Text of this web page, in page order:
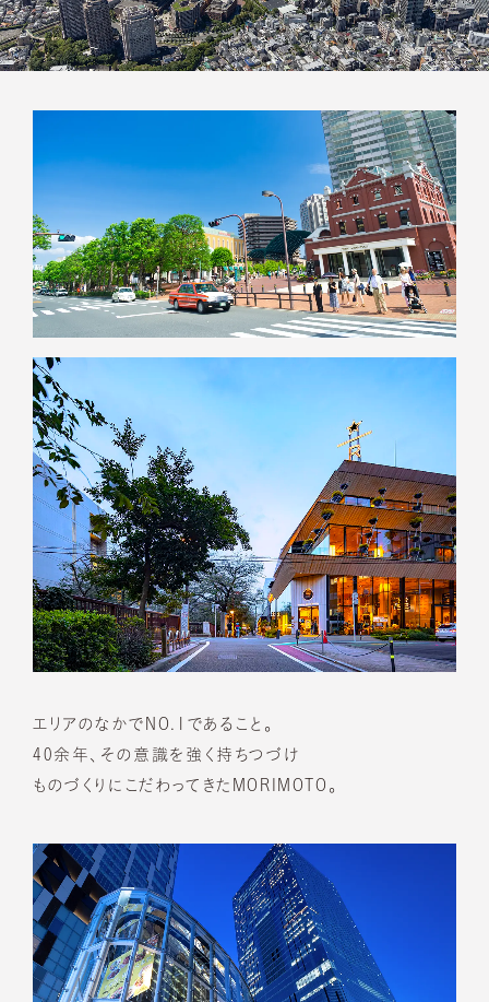
エリアのなかでNO.1であること。
40余年、その意識を強く持ちつづけ
ものづくりにこだわってきたMORIMOTO。